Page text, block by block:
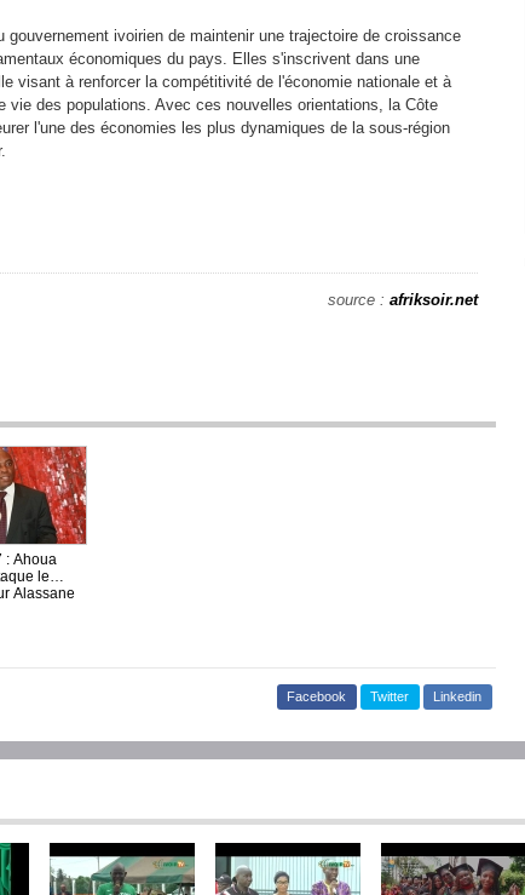
ivoirien de maintenir une trajectoire de croissance
économiques du pays. Elles s'inscrivent dans une
visant à renforcer la compétitivité de l'économie nationale et à
vie des populations. Avec ces nouvelles orientations, la Côte
l'une des économies les plus dynamiques de la sous-région
source : afriksoir.net
: Ahoua
le
Alassane
Facebook Twitter Linkedin